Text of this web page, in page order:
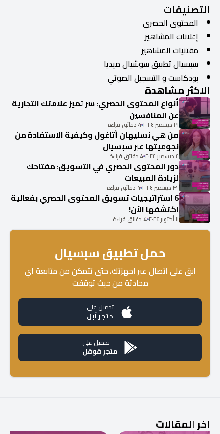
التصنيفات
المحتوى الحصري
إعلانات المشاهير
مقتنيات المشاهير
سبسيال تطبيق سوشيال ميديا
بودكاست و التسجيل الصوتي
الاكثر مشاهدة
أنواع المحتوى الحصري: سر تميز علامتك التجارية
عن المنافسين
١٩ ديسمبر ٢٠٢٤ 4 دقائق قراءة
من هي نسليهان أتاغول وكيفية الاستفادة من
نجوميتها عبر سبسيال
٤ ديسمبر ٢٠٢٤ 4 دقائق قراءة
دور المحتوى الحصري في التسويق: مفتاحك
لزيادة المبيعات
٣٠ ديسمبر ٢٠٢٤ 4 دقائق قراءة
6 استراتيجيات تسويق المحتوى الحصري بفعالية
اكتشفها الآن!
١١ أكتوبر ٢٠٢٤ 4 دقائق قراءة
حمل تطبيق سبسيال
ابق على اتصال عبر اجهزتك، حتى تتمكن من متابعة اي
محادثة من حيث توقفت
تحميل على
متجر آبل
تحميل على
متجر قوقل
اخر المقالات